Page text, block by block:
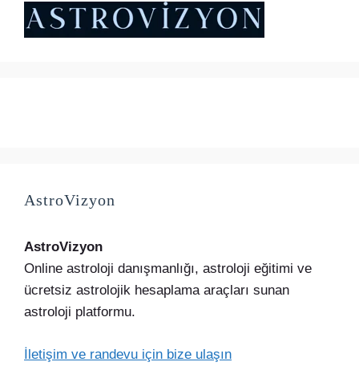
AstroVizyon
AstroVizyon
Online astroloji danışmanlığı, astroloji eğitimi ve
ücretsiz astrolojik hesaplama araçları sunan
astroloji platformu.
İletişim ve randevu için bize ulaşın